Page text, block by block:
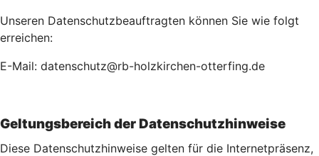
Unseren Datenschutzbeauftragten können Sie wie folgt
erreichen:
E-Mail: datenschutz@rb-holzkirchen-otterfing.de
Geltungsbereich der Datenschutzhinweise
Diese Datenschutzhinweise gelten für die Internetpräsenz,